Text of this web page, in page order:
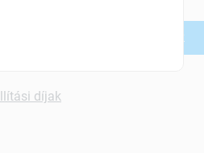
díjak